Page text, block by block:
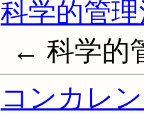
科学的管
← 科学的
コンカレ